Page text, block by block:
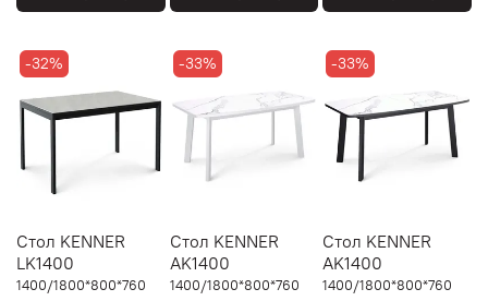
-32%
Стол KENNER
LK1400
1400/1800*800*760
-33%
Стол KENNER
AK1400
1400/1800*800*760
-33%
Стол KENNER
AK1400
1400/1800*800*760